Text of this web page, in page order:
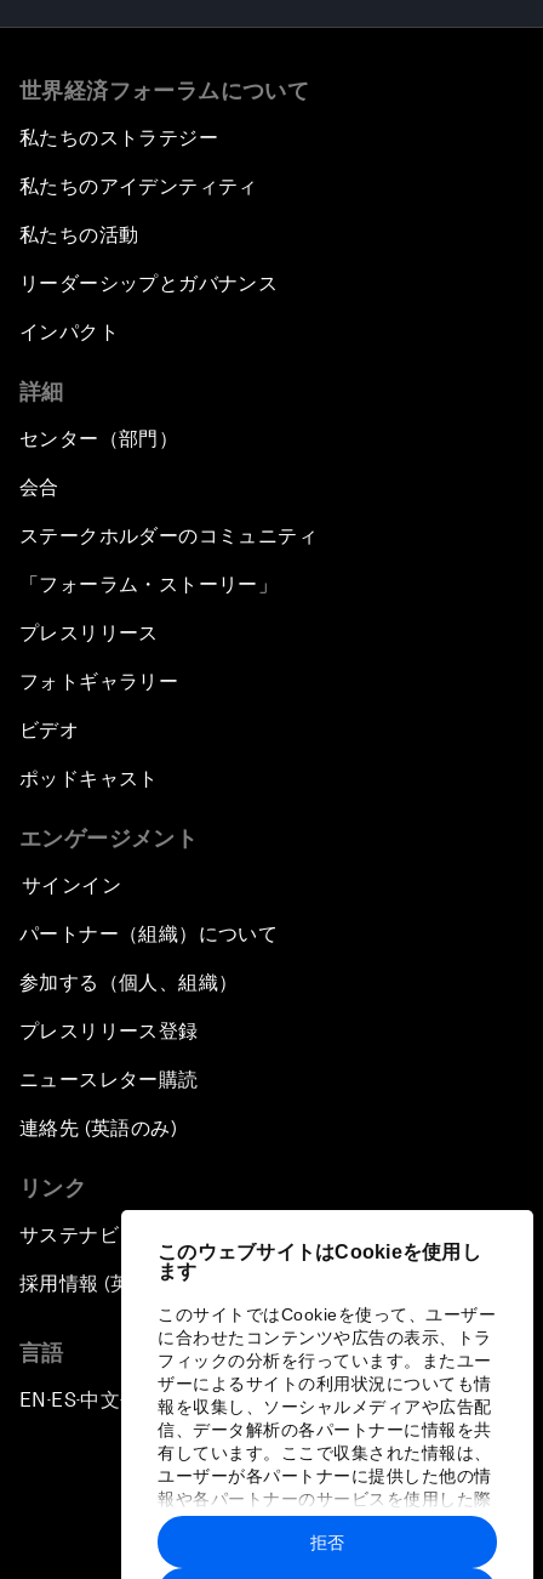
このウェブサイトはCookieを使用し
ます
このサイトではCookieを使って、ユーザー
に合わせたコンテンツや広告の表示、トラ
フィックの分析を行っています。またユー
ザーによるサイトの利用状況についても情
報を収集し、ソーシャルメディアや広告配
信、データ解析の各パートナーに情報を共
有しています。ここで収集された情報は、
ユーザーが各パートナーに提供した他の情
報や各パートナーのサービスを使用した際
に収集された情報と組み合わされ、各パー
トナーによって使用されることがありま
す。
拒否
世界経済フォーラムについて
私たちのストラテジー
私たちのアイデンティティ
私たちの活動
リーダーシップとガバナンス
インパクト
詳細
センター（部門）
会合
ステークホルダーのコミュニティ
「フォーラム・ストーリー」
プレスリリース
フォトギャラリー
ビデオ
ポッドキャスト
エンゲージメント
サインイン
パートナー（組織）について
参加する（個人、組織）
プレスリリース登録
ニュースレター購読
連絡先 (英語のみ)
リンク
サステナビリティへの取り組み
採用情報 (英語のみ)
言語
EN ▪ES▪中文▪ 日本語
プライバシーポリシーと利用規約